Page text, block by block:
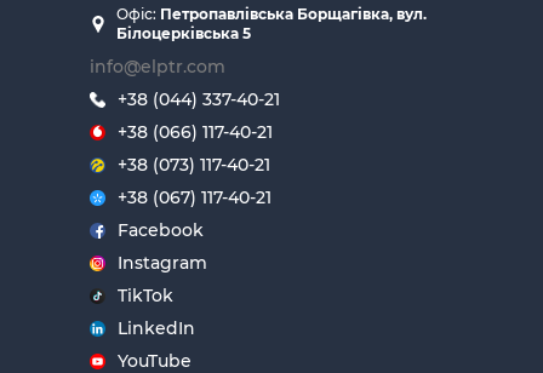
Офіс: Петропавлівська Борщагівка, вул.
Білоцерківська 5
info@elptr.com
+38 (044) 337-40-21
+38 (066) 117-40-21
+38 (073) 117-40-21
+38 (067) 117-40-21
Facebook
Instagram
TikTok
LinkedIn
YouTube